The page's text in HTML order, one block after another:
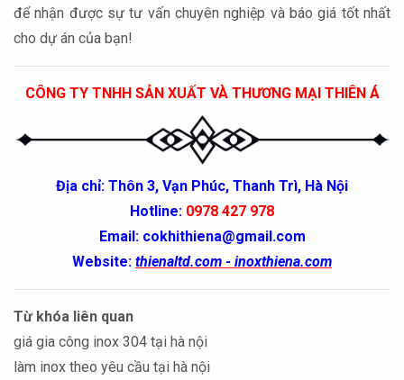
để nhận được sự tư vấn chuyên nghiệp và báo giá tốt nhất
cho dự án của bạn!
CÔNG TY TNHH SẢN XUẤT VÀ THƯƠNG MẠI THIÊN Á
Địa chỉ: Thôn 3, Vạn Phúc, Thanh Trì, Hà Nội
Hotline: 0978 427 978
Email: cokhithiena@gmail.com
Website: thienaltd.com - inoxthiena.com
Từ khóa liên quan
giá gia công inox 304 tại hà nội
làm inox theo yêu cầu tại hà nội